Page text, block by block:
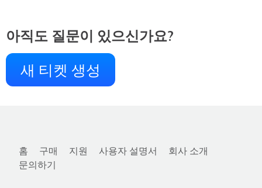
아직도 질문이 있으신가요?
새 티켓 생성
홈 구매 지원 사용자 설명서
회사 소개
문의하기